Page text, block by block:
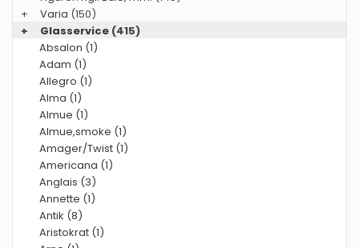
+
Varia (150)
+
Glasservice (415)
Absalon (1)
Adam (1)
Allegro (1)
Alma (1)
Almue (1)
Almue,smoke (1)
Amager/Twist (1)
Americana (1)
Anglais (3)
Annette (1)
Antik (8)
Aristokrat (1)